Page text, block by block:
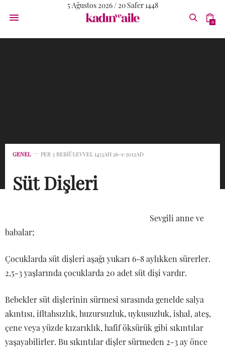
5 Ağustos 2026 / 20 Safer 1448
0
GENEL PER 3 REBIÜLEVVEL 1433AH 26-1-2012AD
Süt Dişleri
Sevgili anne ve
babalar;
Çocuklarda süt dişleri aşağı yukarı 6-8 aylıkken sürerler.
2,5-3 yaşlarında çocuklarda 20 adet süt dişi vardır.
Bebekler süt dişlerinin sürmesi sırasında genelde salya
akıntısı, ifltahsızlık, huzursuzluk, uykusuzluk, ishal, ateş,
çene veya yüzde kızarıklık, hafif öksürük gibi sıkıntılar
yaşayabilirler. Bu sıkıntılar dişler sürmeden 2-3 ay önce